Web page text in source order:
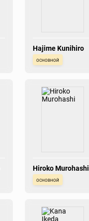
Hajime Kunihiro
основной
Hiroko Murohashi
основной